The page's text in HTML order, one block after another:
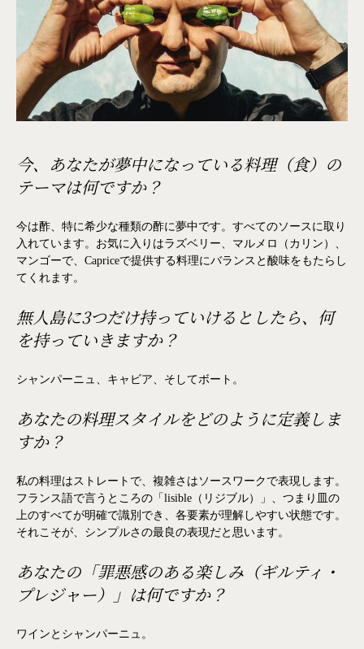
今、あなたが夢中になっている料理（食）の
テーマは何ですか？
今は酢、特に希少な種類の酢に夢中です。すべてのソースに取り
入れています。お気に入りはラズベリー、マルメロ（カリン）、
マンゴーで、Capriceで提供する料理にバランスと酸味をもたらし
てくれます。
無人島に3つだけ持っていけるとしたら、何
を持っていきますか？
シャンパーニュ、キャビア、そしてボート。
あなたの料理スタイルをどのように定義しま
すか？
私の料理はストレートで、複雑さはソースワークで表現します。
フランス語で言うところの「lisible（リジブル）」、つまり皿の
上のすべてが明確で識別でき、各要素が理解しやすい状態です。
それこそが、シンプルさの最良の表現だと思います。
あなたの「罪悪感のある楽しみ（ギルティ・
プレジャー）」は何ですか？
ワインとシャンパーニュ。